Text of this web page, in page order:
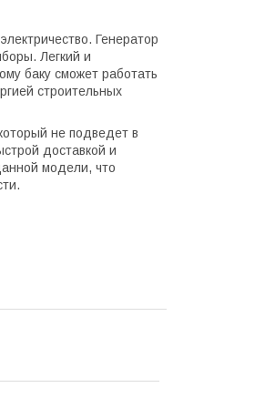
Генератор
Легкий и
баку сможет работать
строительных
не подведет в
доставкой и
модели, что